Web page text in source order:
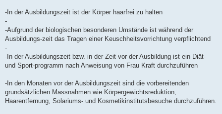
-In der Ausbildungszeit ist der Körper haarfrei zu halten
-
-Aufgrund der biologischen besonderen Umstände ist während der
Ausbildungs-zeit das Tragen einer Keuschheitsvorrichtung verpflichtend
-
-In der Ausbildungszeit bzw. in der Zeit vor der Ausbildung ist ein Diät-
und Sport-programm nach Anweisung von Frau Kraft durchzuführen
-In den Monaten vor der Ausbildungszeit sind die vorbereitenden
grundsätzlichen Massnahmen wie Körpergewichtsreduktion,
Haarentfernung, Solariums- und Kosmetikinstitutsbesuche durchzuführen.